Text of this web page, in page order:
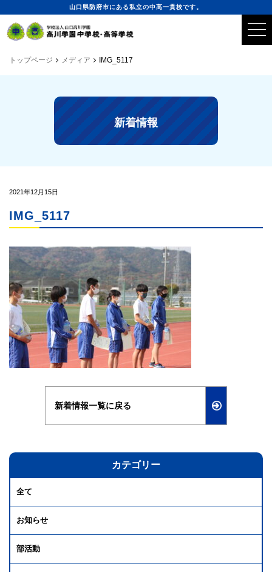
山口県防府市にある私立の中高一貫校です。
トップページ メディア IMG_5117
新着情報
2021年12月15日
IMG_5117
新着情報一覧に戻る
カテゴリー
全て
お知らせ
部活動